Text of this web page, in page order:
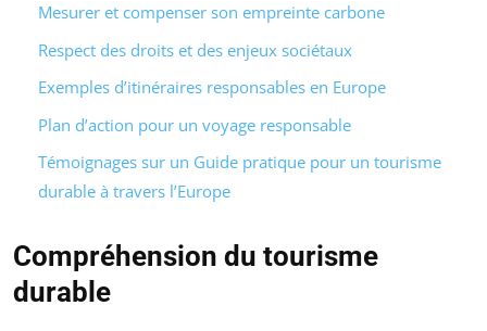
Mesurer et compenser son empreinte carbone
Respect des droits et des enjeux sociétaux
Exemples d’itinéraires responsables en Europe
Plan d’action pour un voyage responsable
Témoignages sur un Guide pratique pour un tourisme
durable à travers l’Europe
Compréhension du tourisme
durable